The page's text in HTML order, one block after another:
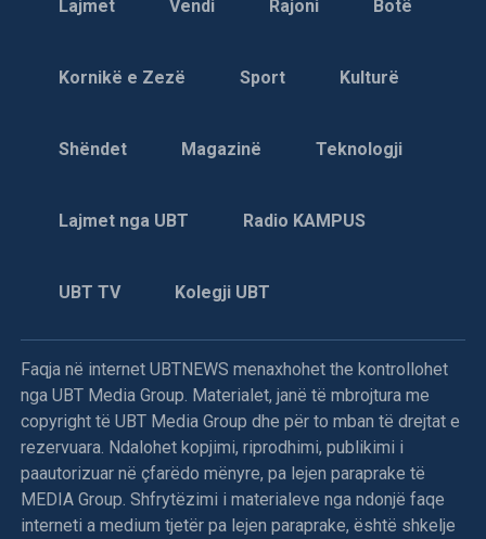
serbe, derisa po bombardonin mbi kodrat e fshatrave Buqe
dëshmitarë, njofton se nga torturat e rënda fizike në
policinë e Prizrenit, pardje ka vdekur Teki Ramshaj (26), i
cili është varrosur në qytetin e Rahovecit.
Gjendja në Prizren e rrethinë vazhdon të jetë e rëndë. Mbi
qytet fluturojnë shpesh helikopterë ushtarakë, ndërsa sot
në magjistralin Prizren-Kukës sot forcat serbe kanë
vendosur katër postblloqe të reja.
Lajmet Vendi Rajoni Botë
Kornikë e Zezë Sport Kulturë
Shëndet Magazinë Teknologji
Lajmet nga UBT Radio KAMPUS
UBT TV Kolegji UBT
Faqja në internet UBTNEWS menaxhohet the kontrollohet
nga UBT Media Group. Materialet, janë të mbrojtura me
copyright të UBT Media Group dhe për to mban të drejtat e
rezervuara. Ndalohet kopjimi, riprodhimi, publikimi i
paautorizuar në çfarëdo mënyre, pa lejen paraprake të
MEDIA Group. Shfrytëzimi i materialeve nga ndonjë faqe
interneti a medium tjetër pa lejen paraprake, është shkelje